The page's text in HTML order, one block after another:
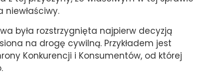
niewłaściwy.
była rozstrzygnięta najpierw decyzją
na drogę cywilną. Przykładem jest
Konkurencji i Konsumentów, od której